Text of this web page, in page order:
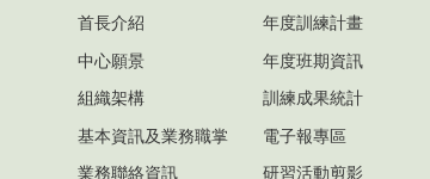
首長介紹
中心願景
組織架構
基本資訊及業務職掌
業務聯絡資訊
年度訓練計畫
年度班期資訊
訓練成果統計
電子報專區
研習活動剪影